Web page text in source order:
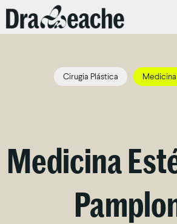
Cirugia Plástica
Medicina